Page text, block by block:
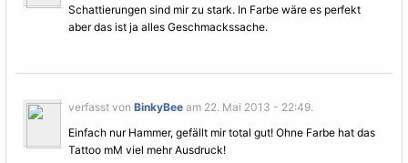
Schattierungen sind mir zu stark. In Farbe wäre es perfekt
aber das ist ja alles Geschmackssache.
verfasst von BinkyBeeam 22. Mai 2013 - 22:49.
Einfach nur Hammer, gefällt mir total gut! Ohne Farbe hat das
Tattoo mM viel mehr Ausdruck!